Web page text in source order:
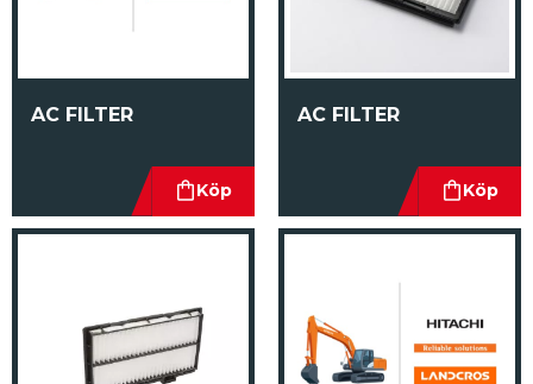
AC FILTER AC FILTER